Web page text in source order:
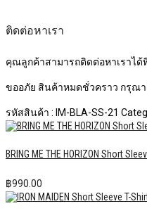
ติดต่อหาเรา
คุณลูกค้าสามารถติดต่อหาเราได้
ขออภัย สินค้าหมดชั่วคราว กรุณา
รหัสสินค้า : IM-BLA-SS-21
BRING ME THE HORIZON Short
฿990.00